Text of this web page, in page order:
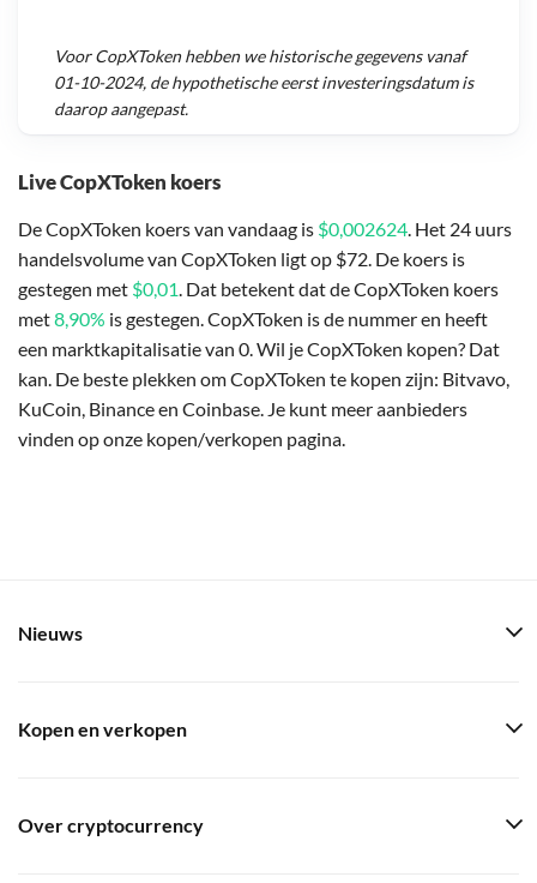
Live CopXToken koers
De CopXToken koers van vandaag is $0,002624. Het 24 uurs
handelsvolume van CopXToken ligt op $72. De koers is
gestegen met $0,01. Dat betekent dat de CopXToken koers
met8,90% is gestegen. CopXToken is de nummer en heeft
een marktkapitalisatie van 0. Wil je CopXToken kopen? Dat
kan. De beste plekken om CopXToken te kopen zijn: Bitvavo,
KuCoin, Binance en Coinbase. Je kunt meer aanbieders
vinden op onze kopen/verkopen pagina.
VoorCopXTokenhebben we historische gegevens vanaf
01-10-2024, de hypothetische eerst investeringsdatum is
daarop aangepast.
Nieuws
Kopen en verkopen
Over cryptocurrency